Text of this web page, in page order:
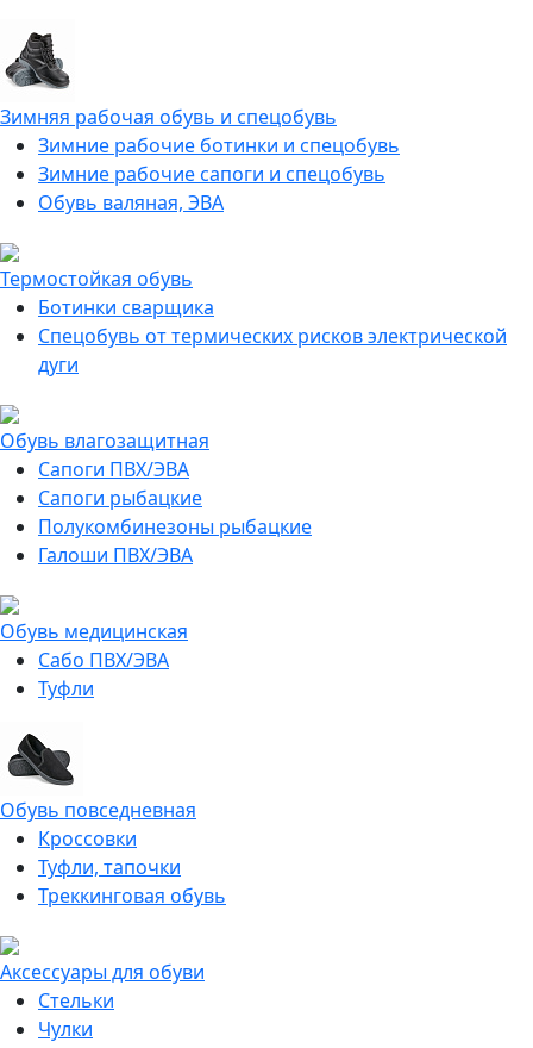
Зимняя рабочая обувь и спецобувь
Зимние рабочие ботинки и спецобувь
Зимние рабочие сапоги и спецобувь
Обувь валяная, ЭВА
Термостойкая обувь
Ботинки сварщика
Спецобувь от термических рисков электрической
дуги
Обувь влагозащитная
Сапоги ПВХ/ЭВА
Сапоги рыбацкие
Полукомбинезоны рыбацкие
Галоши ПВХ/ЭВА
Обувь медицинская
Сабо ПВХ/ЭВА
Туфли
Обувь повседневная
Кроссовки
Туфли, тапочки
Треккинговая обувь
Аксессуары для обуви
Стельки
Чулки